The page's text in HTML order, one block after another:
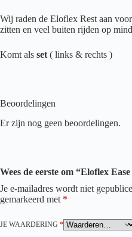
Wij raden de Eloflex Rest aan
zitten en veel buiten rijden op
Komt als set ( links & rechts )
Beoordelingen
Er zijn nog geen beoordelingen.
Wees de eerste om “Eloflex
Je e-mailadres wordt niet
gemarkeerd met *
JE WAARDERING *